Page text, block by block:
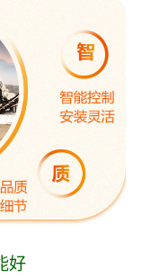
好